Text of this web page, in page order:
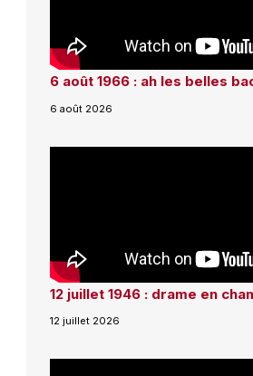
6 août 1966 : ah les belles
6 août 2026
12 juillet 1946 : drame en
12 juillet 2026